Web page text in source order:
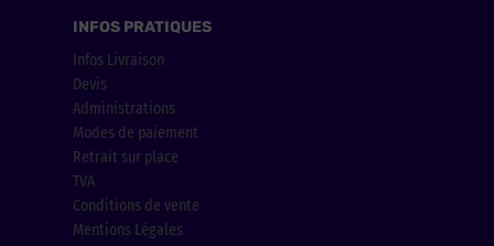
INFOS PRATIQUES
Infos Livraison
Devis
Administrations
Modes de paiement
Retrait sur place
TVA
Conditions de vente
Mentions Légales